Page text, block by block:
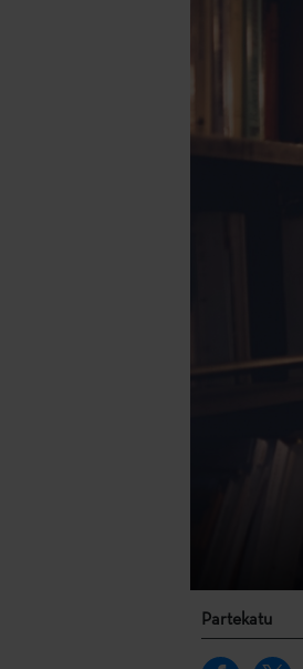
Partekatu